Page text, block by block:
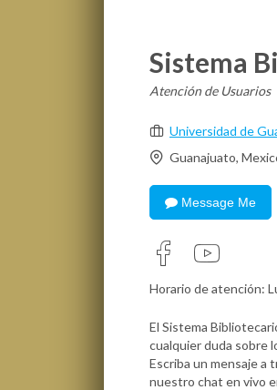
Sistema
Atención de Usuarios
Universidad de
Guanajuato,
Message Me
Horario de atención:
El Sistema
cualquier duda sobre
Escriba un mensaje a
nuestro chat en vivo